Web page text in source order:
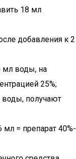
18 мл
добавления к 2
мл воды, на
25%;
воды, получают
мл = препарат 40%-